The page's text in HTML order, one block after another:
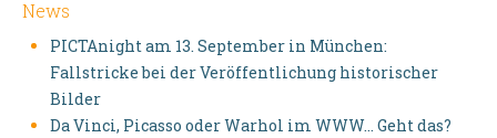
News
PICTAnight am 13. September in München:
Fallstricke bei der Veröffentlichung historischer
Bilder
Da Vinci, Picasso oder Warhol im WWW… Geht das?